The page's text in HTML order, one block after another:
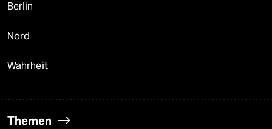
Berlin
Nord
Wahrheit
Themen